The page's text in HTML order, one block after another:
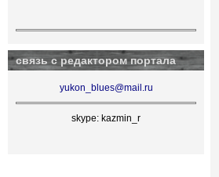
связь с редактором портала
yukon_blues@mail.ru
skype: kazmin_r